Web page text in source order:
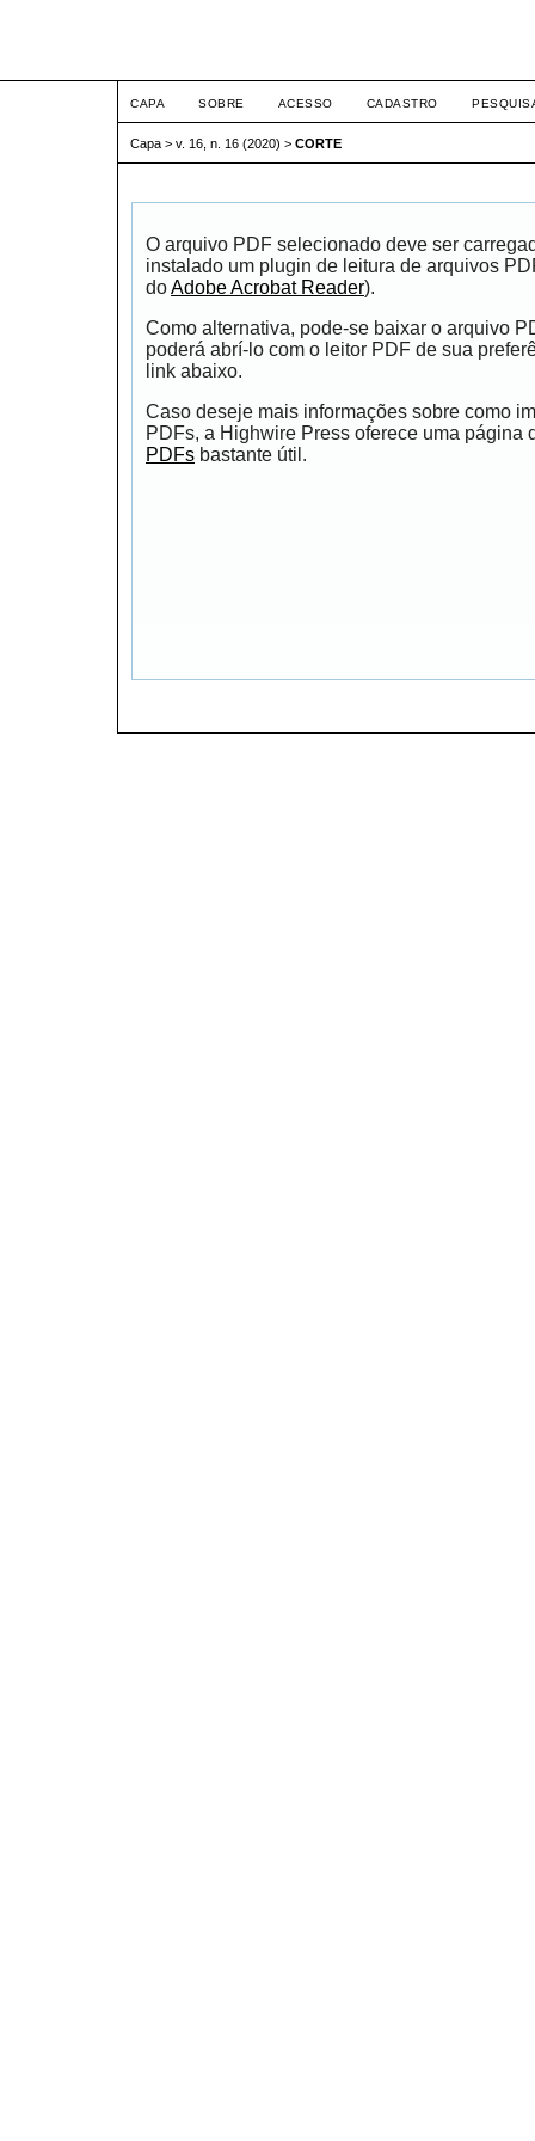
CAPA SOBRE ACESSO CADASTRO
Capa > v. 16, n. 16 (2020) > CORTE
O arquivo PDF selecionado deve ser
instalado um plugin de leitura de arquivos
doAdobe Acrobat Reader).
Como alternativa, pode-se baixar o arquivo
poderá abrí-lo com o leitor PDF de sua
link abaixo.
Caso deseje mais informações sobre como
PDFs, a Highwire Press oferece uma página
PDFs bastante útil.